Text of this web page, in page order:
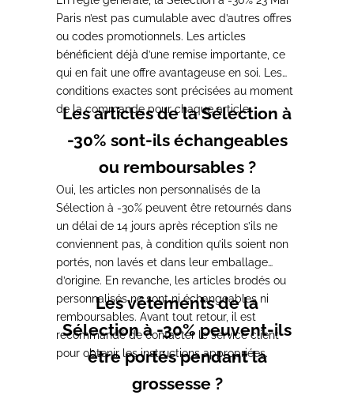
Paris n’est pas cumulable avec d’autres offres
ou codes promotionnels. Les articles
bénéficient déjà d’une remise importante, ce
qui en fait une offre avantageuse en soi. Les
conditions exactes sont précisées au moment
de la commande pour chaque article.
Les articles de la Sélection à
-30% sont-ils échangeables
ou remboursables ?
Oui, les articles non personnalisés de la
Sélection à -30% peuvent être retournés dans
un délai de 14 jours après réception s’ils ne
conviennent pas, à condition qu’ils soient non
portés, non lavés et dans leur emballage
d’origine. En revanche, les articles brodés ou
personnalisés ne sont ni échangeables ni
remboursables. Avant tout retour, il est
recommandé de contacter le service client
pour obtenir les instructions appropriées.
Les vêtements de la
Sélection à -30% peuvent-ils
être portés pendant la
grossesse ?